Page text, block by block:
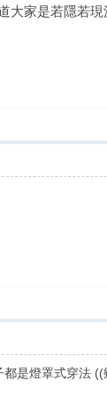
大家是若隱若
是燈罩式穿法 ((